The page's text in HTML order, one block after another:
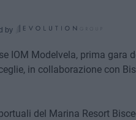
by
IOM Modelvela, prima gara
in collaborazione con
del Marina Resort